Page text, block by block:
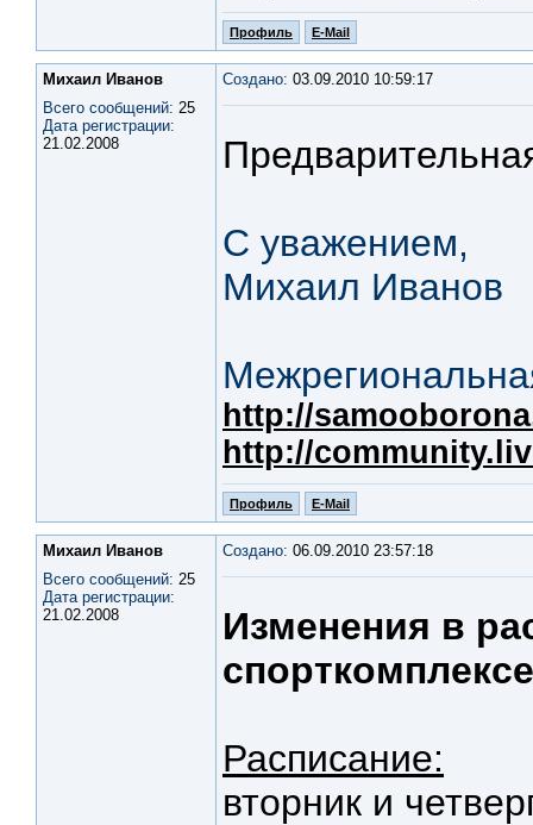
Профиль E-Mail
Михаил Иванов
Всего сообщений: 25
Дата регистрации:
21.02.2008
Создано: 03.09.2010 10:59:17
С уважением,
Михаил Иванов
http://
http://
Профиль E-Mail
Михаил Иванов
Всего сообщений: 25
Дата регистрации:
21.02.2008
Создано: 06.09.2010 23:57:18
Изменения в
Расписание:
вторник и